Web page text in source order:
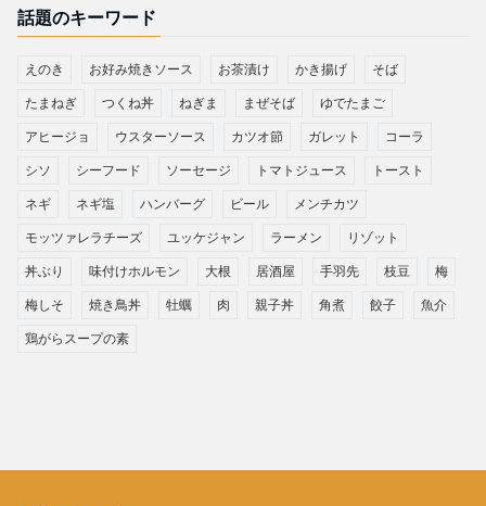
話題のキーワード
えのき お好み焼きソース お茶漬け かき揚げ そば
たまねぎ つくね丼 ねぎま まぜそば ゆでたまご
アヒージョ ウスターソース カツオ節 ガレット コーラ
シソ シーフード ソーセージ トマトジュース トースト
ネギ ネギ塩 ハンバーグ ビール メンチカツ
モッツァレラチーズ ユッケジャン ラーメン リゾット
丼ぶり 味付けホルモン 大根 居酒屋 手羽先 枝豆 梅
梅しそ 焼き鳥丼 牡蠣 肉 親子丼 角煮 餃子 魚介
鶏がらスープの素